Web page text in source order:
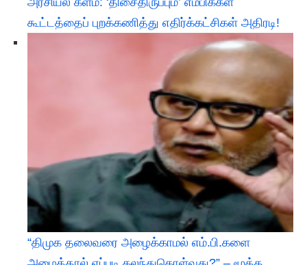
கூட்டத்தைப் புறக்கணித்து எதிர்க்கட்சிகள் அதிரடி!
“திமுக தலைவரை அழைக்காமல் எம்.பி.களை